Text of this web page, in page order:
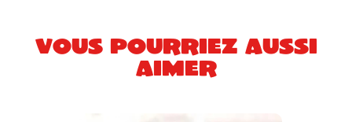
Vous pourriez aussi
aimer